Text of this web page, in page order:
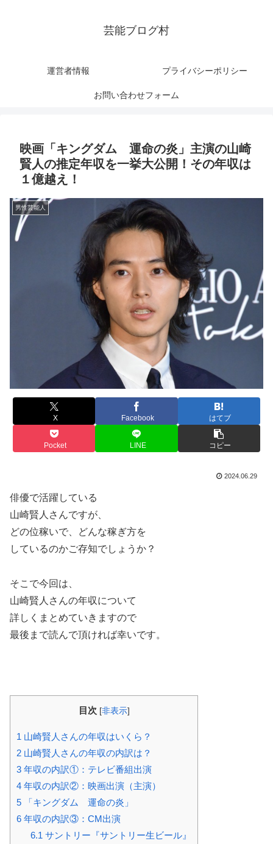
芸能ブログ村
運営者情報 プライバシーポリシー
お問い合わせフォーム
映画「キングダム 運命の炎」主演の山崎
賢人の推定年収を一挙大公開！その年収は
１億越え！
男性芸能人
X Facebook はてブ
Pocket LINE コピー
2024.06.29
俳優で活躍している
山崎賢人さんですが、
どの位稼いで、どんな稼ぎ方を
しているのかご存知でしょうか？
そこで今回は、
山崎賢人さんの年収について
詳しくまとめていきますので
最後まで読んで頂ければ幸いです。
目次 [非表示]
1 山崎賢人さんの年収はいくら？
2 山崎賢人さんの年収の内訳は？
3 年収の内訳①：テレビ番組出演
4 年収の内訳②：映画出演（主演）
5 「キングダム 運命の炎」
6 年収の内訳③：CM出演
6.1 サントリー『サントリー生ビール』